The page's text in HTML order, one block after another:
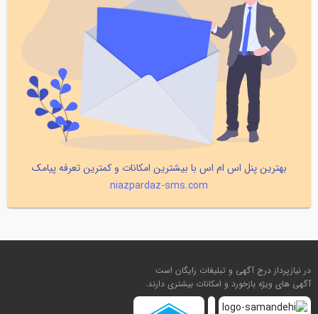
بهترین پنل اس ام اس با بیشترین امکانات و کمترین تعرفه پیامک
niazpardaz-sms.com
در نیازپرداز درج آگهی و تبلیغات رایگان است
آگهی های ویژه بازخورد و امکانات بیشتری دارند.